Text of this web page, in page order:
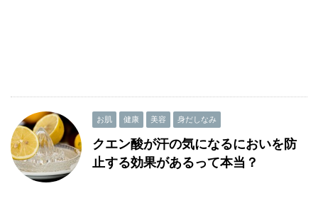
お肌 健康 美容 身だしなみ
クエン酸が汗の気になるにおいを防
止する効果があるって本当？